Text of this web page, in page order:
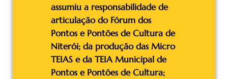
assumiu a responsabilidade de
articulação do Fórum dos
Pontos e Pontões de Cultura de
Niterói; da produção das Micro
TEIAS e da TEIA Municipal de
Pontos e Pontões de Cultura;